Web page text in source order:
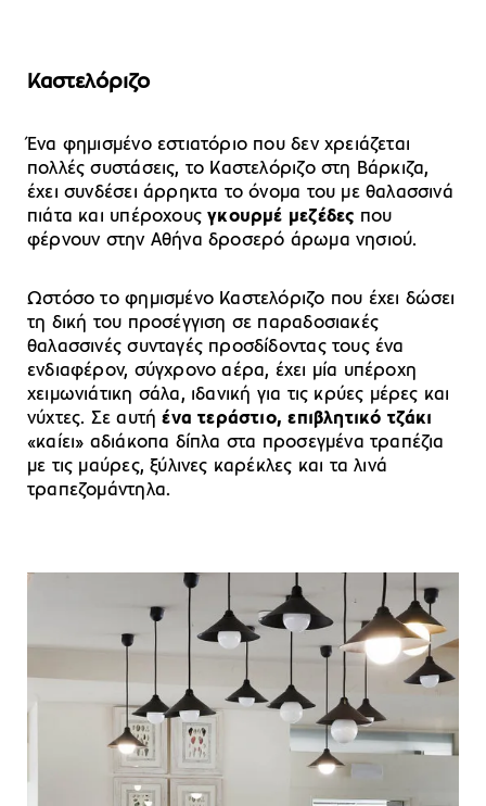
Καστελόριζο
Ένα φημισμένο εστιατόριο που δεν χρειάζεται
πολλές συστάσεις, το Καστελόριζο στη Βάρκιζα,
έχει συνδέσει άρρηκτα το όνομα του με θαλασσινά
πιάτα και υπέροχουςγκουρμέ μεζέδες που
φέρνουν στην Αθήνα δροσερό άρωμα νησιού.
Ωστόσο το φημισμένο Καστελόριζο που έχει δώσει
τη δική του προσέγγιση σε παραδοσιακές
θαλασσινές συνταγές προσδίδοντας τους ένα
ενδιαφέρον, σύγχρονο αέρα, έχει μία υπέροχη
χειμωνιάτικη σάλα, ιδανική για τις κρύες μέρες και
νύχτες. Σε αυτήένα τεράστιο, επιβλητικό τζάκι
«καίει» αδιάκοπα δίπλα στα προσεγμένα τραπέζια
με τις μαύρες, ξύλινες καρέκλες και τα λινά
τραπεζομάντηλα.